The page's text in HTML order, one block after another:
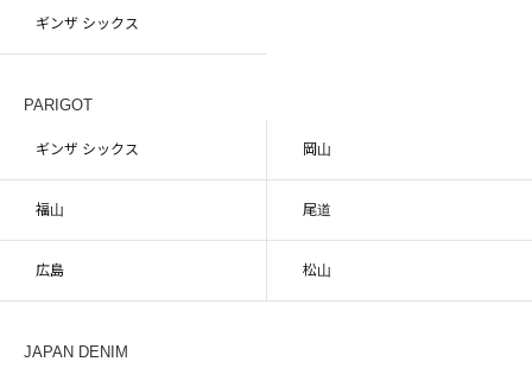
ギンザ シックス
PARIGOT
ギンザ シックス 岡山
福山 尾道
広島 松山
JAPAN DENIM